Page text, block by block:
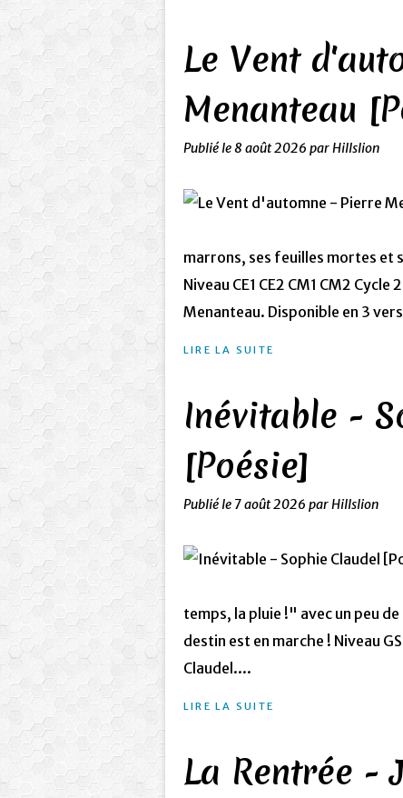
Le Vent
Menanteau
Publié le8 août 2026 par Hillslion
marrons, ses feuilles mortes et
Niveau CE1 CE2 CM1 CM2
Menanteau. Disponible en 3
LIRE LA SUITE
Inévitable -
[Poésie]
Publié le 7 août 2026 par Hillslion
temps, la pluie !" avec un peu
destin est en marche ! Niveau
Claudel....
LIRE LA SUITE
La Rentrée -